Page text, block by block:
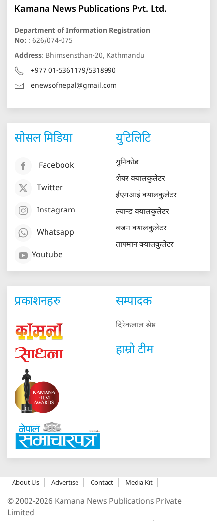
Kamana News Publications Pvt. Ltd.
Department of Information Registration
No: : 626/074-075
Address: Bhimsensthan-20, Kathmandu
+977 01-5361179/5318990
enewsofnepal@gmail.com
सोसल मिडिया
Facebook
Twitter
Instagram
Whatsapp
Youtube
युटिलिटि
युनिकोड
शेयर क्यालकुलेटर
ईएमआई क्यालकुलेटर
ल्यान्ड क्यालकुलेटर
वजन क्यालकुलेटर
तापमान क्यालकुलेटर
प्रकाशनहरु सम्पादक
दिरेकलाल श्रेष्ठ
हाम्रो टीम
About Us Advertise Contact Media Kit
© 2002-2026 Kamana News Publications Private
Limited